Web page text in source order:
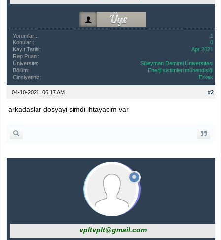
Yorumları:
1
Konuları:
0
Kayıt Tarihi:
Apr 2021
Rep Puanı:
Üniversite:
Süleyman Demirel Üniversitesi
Bölüm:
Enerji sistimleri mühendislği
Cinsiyetiniz:
Erkek
#2
04-10-2021, 06:17 AM
arkadaslar dosyayi simdi ihtayacim var
vpltvplt@gmail.com